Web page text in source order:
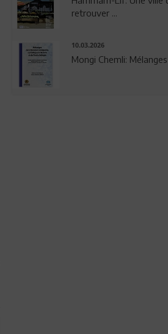
retrouver ...
10.03.2026
Mongi Chemli: